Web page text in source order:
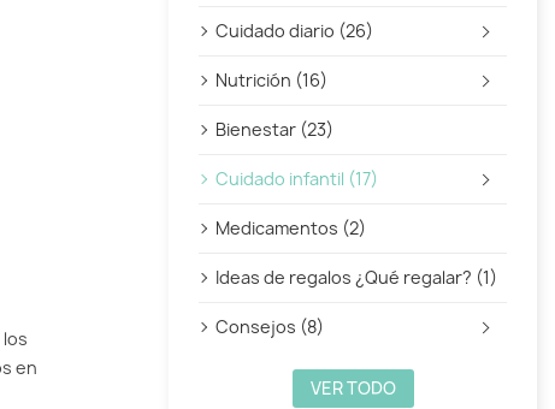
en
Cuidado diario (26)
Nutrición (16)
Bienestar (23)
Cuidado infantil (17)
Medicamentos (2)
Ideas de regalos ¿Qué regalar? (1)
Consejos (8)
VER TODO